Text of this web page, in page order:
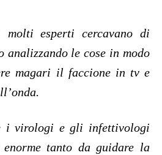
esperti cercavano di
analizzando le cose in modo
magari il faccione in tv e
i virologi e gli infettivologi
enorme tanto da guidare la